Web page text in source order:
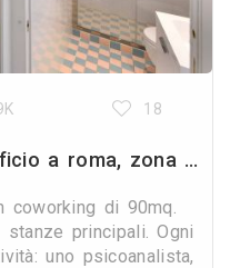
18
Ristrutturazione di un ufficio a roma, zona prati
di 90mq.
principali. Ogni
uno psicoanalista,